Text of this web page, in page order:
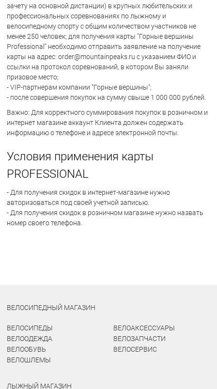
зачету на основной дистанции) в крупных любительских и
профессиональных соревнованиях по лыжному и
велосипедному спорту с общим количеством участников не
менее 250 человек; для получения карты "Горные вершины
Professional" необходимо отправить заявление на получение
карты на адрес: order@mountainpeaks.ru с указанием ФИО и
ссылки на протокол соревнований, в котором Вы заняли
призовое место;
- VIP-партнерам компании "Горные вершины";
- после совершения покупок на сумму свыше 1 000 000 рублей.
Важно: Для корректного суммирования покупок в розничном и
интернет магазине аккаунт Клиента должен содержать
информацию о телефоне и адресе электронной почты.
Условия применения карты
PROFESSIONAL
- Для получения скидок в интернет-магазине нужно
авторизоваться под своей учетной записью.
- Для получения скидок в розничном магазине нужно назвать
номер своего телефона.
ВЕЛОСИПЕДНЫЙ МАГАЗИН
ВЕЛОСИПЕДЫ
ВЕЛООДЕЖДА
ВЕЛООБУВЬ
ВЕЛОШЛЕМЫ
ВЕЛОАКСЕССУАРЫ
ВЕЛОЗАПЧАСТИ
ВЕЛОСЕРВИС
ЛЫЖНЫЙ МАГАЗИН